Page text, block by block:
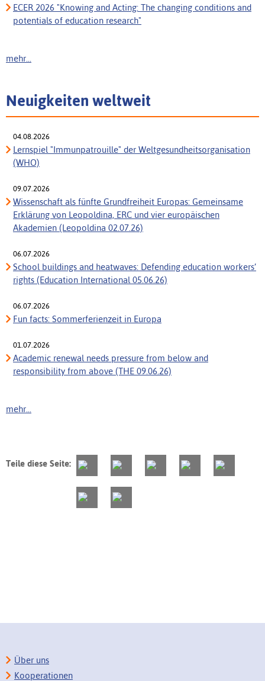
ECER 2026 "Knowing and Acting: The changing conditions and
potentials of education research"
mehr...
Neuigkeiten weltweit
04.08.2026
Lernspiel "Immunpatrouille" der Weltgesundheitsorganisation
(WHO)
09.07.2026
Wissenschaft als fünfte Grundfreiheit Europas: Gemeinsame
Erklärung von Leopoldina, ERC und vier europäischen
Akademien (Leopoldina 02.07.26)
06.07.2026
School buildings and heatwaves: Defending education workers’
rights (Education International 05.06.26)
06.07.2026
Fun facts: Sommerferienzeit in Europa
01.07.2026
Academic renewal needs pressure from below and
responsibility from above (THE 09.06.26)
mehr...
Teile diese Seite:
Über uns
Kooperationen